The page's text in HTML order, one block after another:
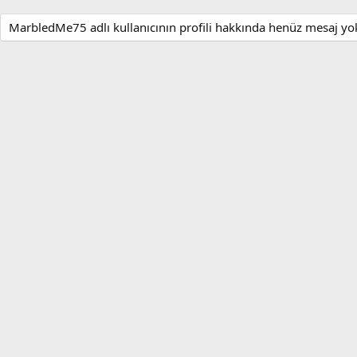
MarbledMe75 adlı kullanıcının profili hakkında henüz mesaj